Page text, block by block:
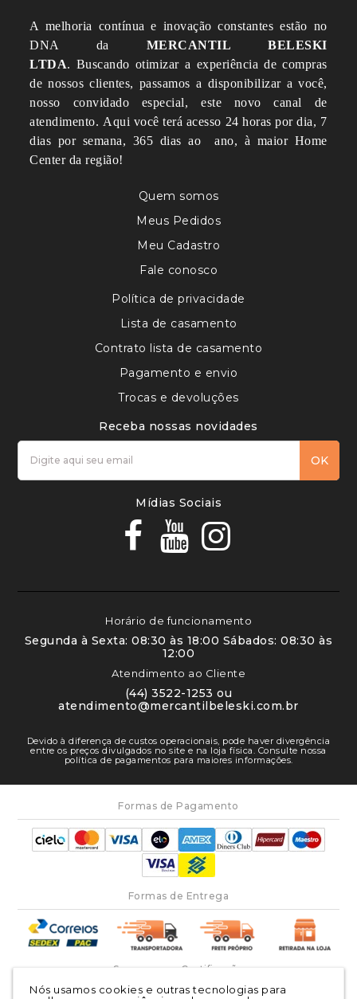
Nós usamos cookies e outras tecnologias para
A melhoria contínua e inovação constantes estão no
DNA da MERCANTIL BELESKI
LTDA. Buscando otimizar a experiência de compras
de nossos clientes, passamos a disponibilizar a você,
nosso convidado especial, este novo canal de
atendimento. Aqui você terá acesso 24 horas por dia, 7
dias por semana, 365 dias ao ano, à maior Home
Center da região!
Quem somos
Meus Pedidos
Meu Cadastro
Fale conosco
Política de privacidade
Lista de casamento
Contrato lista de casamento
Pagamento e envio
Trocas e devoluções
Receba nossas novidades
OK
Mídias Sociais
Horário de funcionamento
Segunda à Sexta: 08:30 às 18:00 Sábados: 08:30 às
12:00
Atendimento ao Cliente
(44) 3522-1253 ou
atendimento@mercantilbeleski.com.br
Devido à diferença de custos operacionais, pode haver divergência
entre os preços divulgados no site e na loja física. Consulte nossa
política de pagamentos para maiores informações.
Formas de Pagamento
Formas de Entrega
Segurança e Certificação